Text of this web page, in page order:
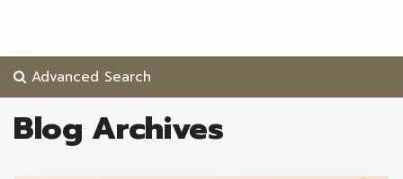
Advanced Search
Blog Archives